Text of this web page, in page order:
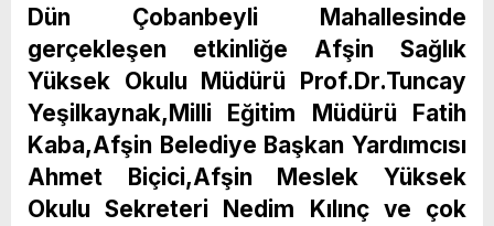
Dün Çobanbeyli Mahallesinde
gerçekleşen etkinliğe Afşin Sağlık
Yüksek Okulu Müdürü Prof.Dr.Tuncay
Yeşilkaynak,Milli Eğitim Müdürü Fatih
Kaba,Afşin Belediye Başkan Yardımcısı
Ahmet Biçici,Afşin Meslek Yüksek
Okulu Sekreteri Nedim Kılınç ve çok